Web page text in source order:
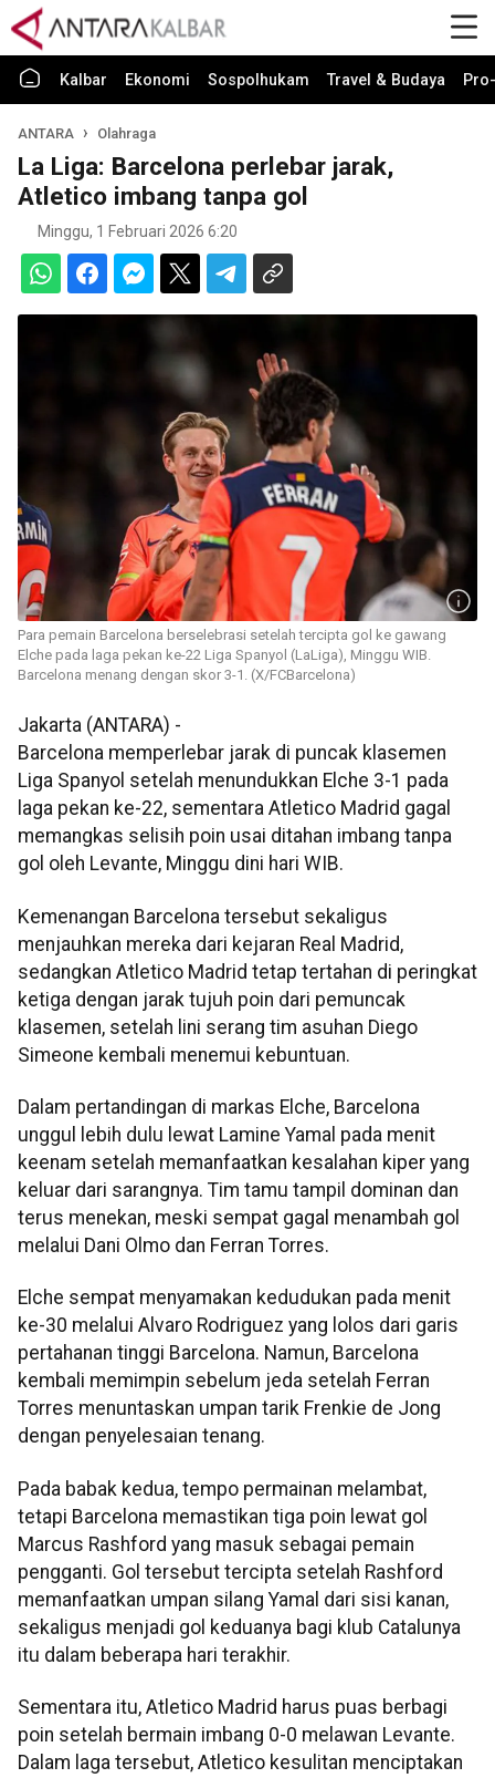
Kalbar Ekonomi Sospolhukam Travel & Budaya
ANTARA Olahraga
La Liga: Barcelona perlebar jarak,
Atletico imbang tanpa gol
Minggu, 1 Februari 2026 6:20
Para pemain Barcelona berselebrasi setelah tercipta gol ke gawang
Elche pada laga pekan ke-22 Liga Spanyol (LaLiga), Minggu WIB.
Barcelona menang dengan skor 3-1. (X/FCBarcelona)
Jakarta (ANTARA) -
Barcelona memperlebar jarak di puncak klasemen
Liga Spanyol setelah menundukkan Elche 3-1 pada
laga pekan ke-22, sementara Atletico Madrid gagal
memangkas selisih poin usai ditahan imbang tanpa
gol oleh Levante, Minggu dini hari WIB.
Kemenangan Barcelona tersebut sekaligus
menjauhkan mereka dari kejaran Real Madrid,
sedangkan Atletico Madrid tetap tertahan di peringkat
ketiga dengan jarak tujuh poin dari pemuncak
klasemen, setelah lini serang tim asuhan Diego
Simeone kembali menemui kebuntuan.
Dalam pertandingan di markas Elche, Barcelona
unggul lebih dulu lewat Lamine Yamal pada menit
keenam setelah memanfaatkan kesalahan kiper yang
keluar dari sarangnya. Tim tamu tampil dominan dan
terus menekan, meski sempat gagal menambah gol
melalui Dani Olmo dan Ferran Torres.
Elche sempat menyamakan kedudukan pada menit
ke-30 melalui Alvaro Rodriguez yang lolos dari garis
pertahanan tinggi Barcelona. Namun, Barcelona
kembali memimpin sebelum jeda setelah Ferran
Torres menuntaskan umpan tarik Frenkie de Jong
dengan penyelesaian tenang.
Pada babak kedua, tempo permainan melambat,
tetapi Barcelona memastikan tiga poin lewat gol
Marcus Rashford yang masuk sebagai pemain
pengganti. Gol tersebut tercipta setelah Rashford
memanfaatkan umpan silang Yamal dari sisi kanan,
sekaligus menjadi gol keduanya bagi klub Catalunya
itu dalam beberapa hari terakhir.
Sementara itu, Atletico Madrid harus puas berbagi
poin setelah bermain imbang 0-0 melawan Levante.
Dalam laga tersebut, Atletico kesulitan menciptakan